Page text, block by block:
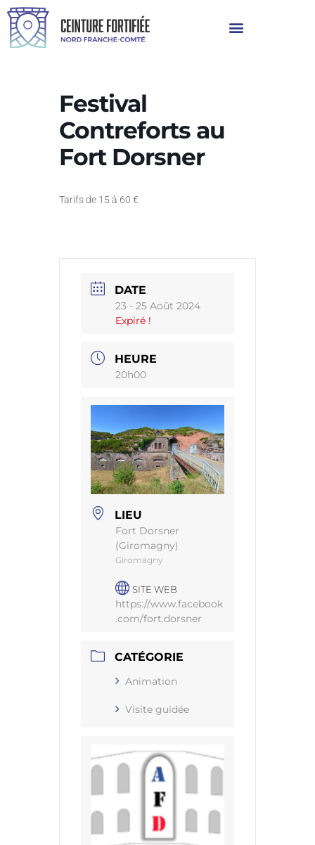
Festival
Contreforts au
Fort Dorsner
Tarifs de 15 à 60 €
DATE
23 - 25 Août 2024
Expiré !
HEURE
20h00
LIEU
Fort Dorsner
(Giromagny)
Giromagny
SITE WEB
https://www.facebook
.com/fort.dorsner
CATÉGORIE
Animation
Visite guidée